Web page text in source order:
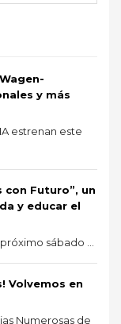
y más
estrenan este
con Futuro”, un
y educar el
sábado ...
Volvemos en
Numerosas de